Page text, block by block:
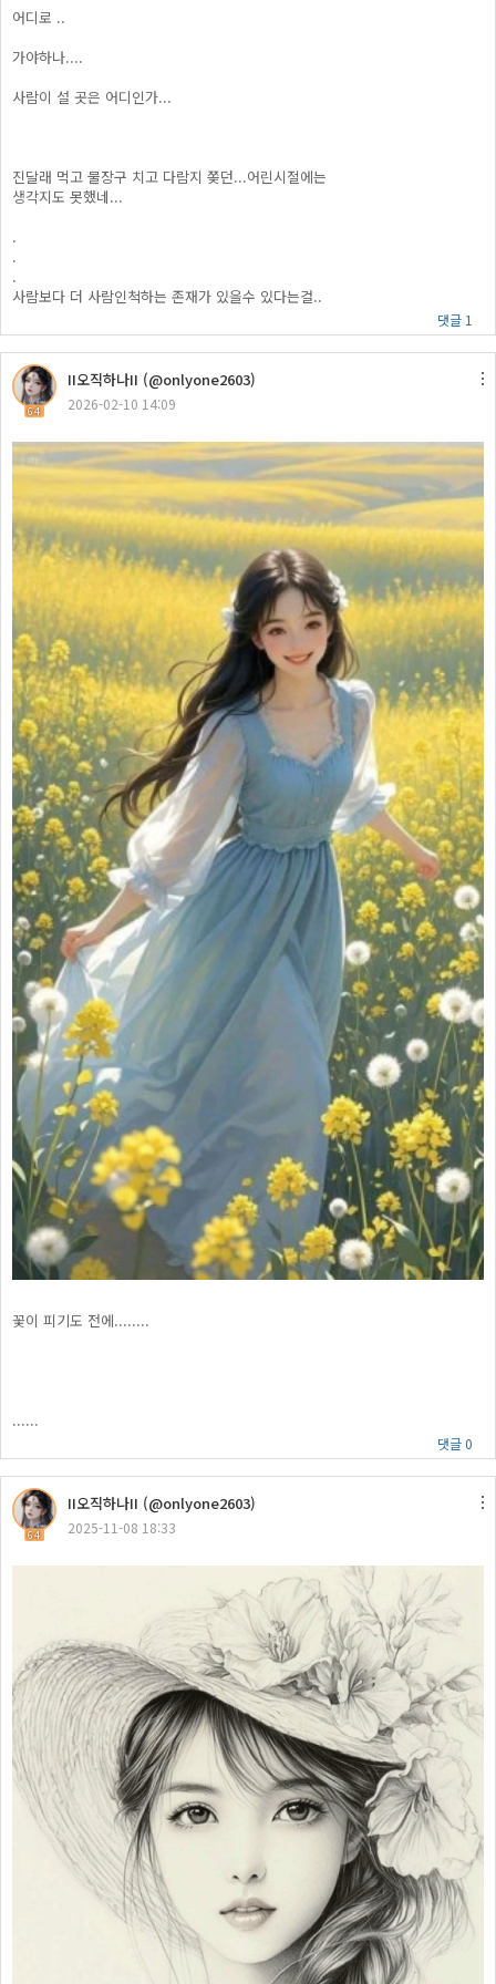
어디로 ..
가야하나....
사람이 설 곳은 어디인가...
진달래 먹고 물장구 치고 다람지 쫒던...어린시절에는
생각지도 못했네...
.
.
.
사람보다 더 사람인척하는 존재가 있을수 있다는걸..
댓글 1
64
II오직하나II (@onlyone2603)
2026-02-10 14:09
꽃이 피기도 전에........
......
댓글 0
64
II오직하나II (@onlyone2603)
2025-11-08 18:33